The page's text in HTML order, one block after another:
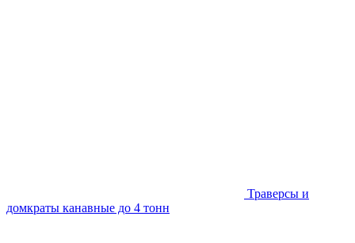
Траверсы и
домкраты канавные до 4 тонн